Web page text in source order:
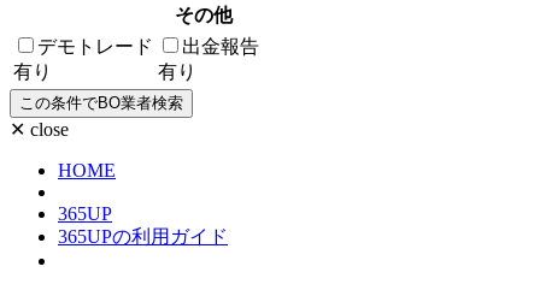
その他
デモトレード
有り
出金報告
有り
✕ close
HOME
365UP
365UPの利用ガイド